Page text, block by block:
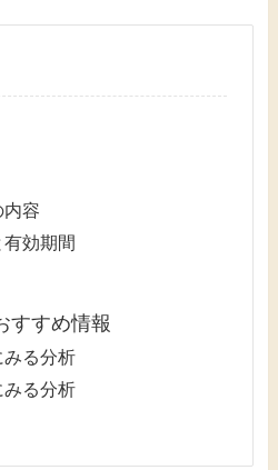
容
効期間
すすめ情報
る分析
る分析